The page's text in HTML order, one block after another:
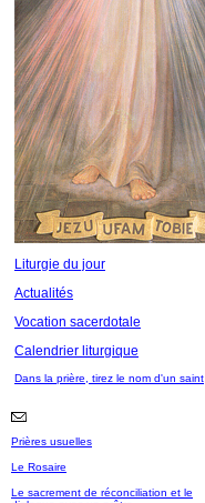
Liturgie du jour
Actualités
Vocation sacerdotale
Calendrier liturgique
Dans la prière, tirez le nom d'un saint
Prières usuelles
Le Rosaire
Le sacrement de réconciliation et le